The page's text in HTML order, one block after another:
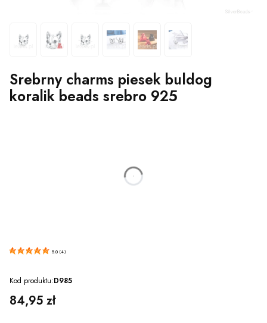
Srebrny charms piesek buldog
koralik beads srebro 925
godzin
5.0 (4)
Kod produktu:D985
Cena
84,95 zł